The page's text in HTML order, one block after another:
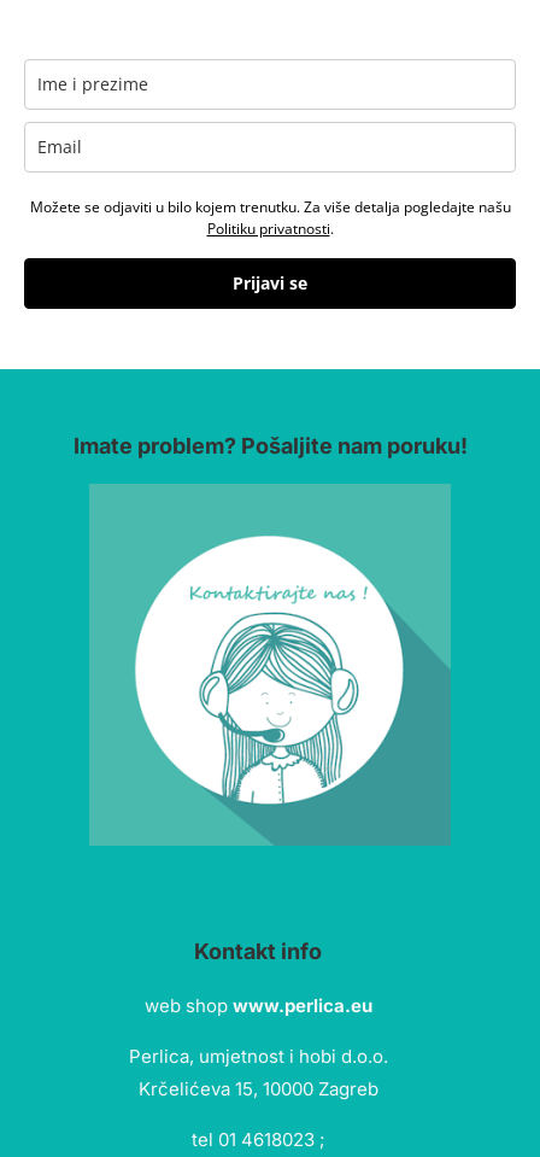
Možete se odjaviti u bilo kojem trenutku. Za više detalja pogledajte našu
Politiku privatnosti.
Prijavi se
Imate problem? Pošaljite nam poruku!
Kontakt info
web shop www.perlica.eu
Perlica, umjetnost i hobi d.o.o.
Krčelićeva 15, 10000 Zagreb
tel 01 4618023 ;